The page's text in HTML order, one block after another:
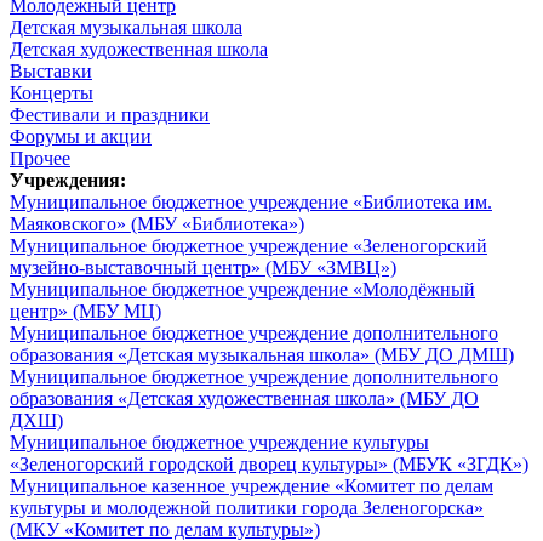
Молодежный центр
Детская музыкальная школа
Детская художественная школа
Выставки
Концерты
Фестивали и праздники
Форумы и акции
Прочее
Учреждения:
Муниципальное бюджетное учреждение «Библиотека им.
Маяковского» (МБУ «Библиотека»)
Муниципальное бюджетное учреждение «Зеленогорский
музейно-выставочный центр» (МБУ «ЗМВЦ»)
Муниципальное бюджетное учреждение «Молодёжный
центр» (МБУ МЦ)
Муниципальное бюджетное учреждение дополнительного
образования «Детская музыкальная школа» (МБУ ДО ДМШ)
Муниципальное бюджетное учреждение дополнительного
образования «Детская художественная школа» (МБУ ДО
ДХШ)
Муниципальное бюджетное учреждение культуры
«Зеленогорский городской дворец культуры» (МБУК «ЗГДК»)
Муниципальное казенное учреждение «Комитет по делам
культуры и молодежной политики города Зеленогорска»
(МКУ «Комитет по делам культуры»)